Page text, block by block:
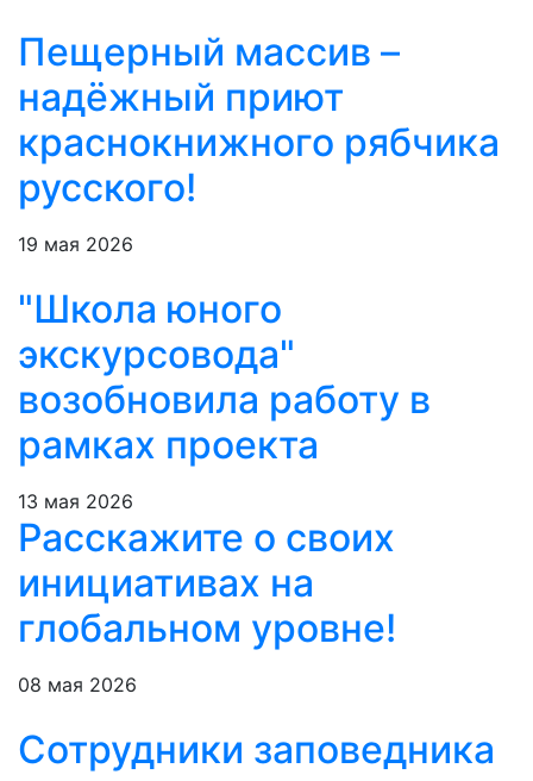
Пещерный массив –
надёжный приют
краснокнижного рябчика
русского!
19 мая 2026
"Школа юного
экскурсовода"
возобновила работу в
рамках проекта
13 мая 2026
Расскажите о своих
инициативах на
глобальном уровне!
08 мая 2026
Сотрудники заповедника